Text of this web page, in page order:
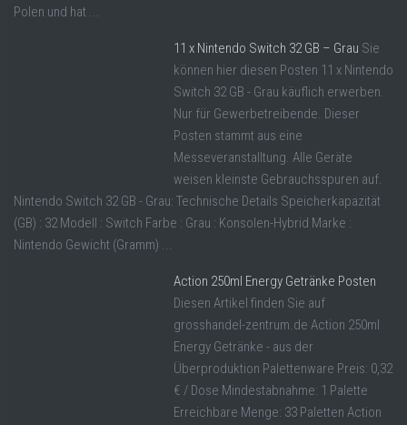
Polen und hat ...
11 x Nintendo Switch 32 GB – Grau Sie
können hier diesen Posten 11 x Nintendo
Switch 32 GB - Grau käuflich erwerben.
Nur für Gewerbetreibende. Dieser
Posten stammt aus eine
Messeveranstalltung. Alle Geräte
weisen kleinste Gebrauchsspuren auf.
Nintendo Switch 32 GB - Grau: Technische Details Speicherkapazität
(GB) : 32 Modell : Switch Farbe : Grau : Konsolen-Hybrid Marke :
Nintendo Gewicht (Gramm) ...
Action 250ml Energy Getränke Posten
Diesen Artikel finden Sie auf
grosshandel-zentrum.de Action 250ml
Energy Getränke - aus der
Überproduktion Palettenware Preis: 0,32
€ / Dose Mindestabnahme: 1 Palette
Erreichbare Menge: 33 Paletten Action